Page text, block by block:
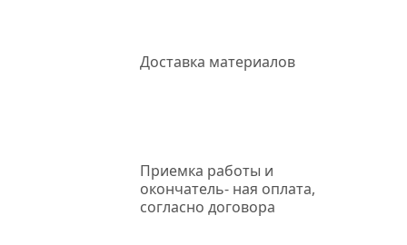
Доставка материалов
Приемка работы и
окончатель- ная оплата,
согласно договора